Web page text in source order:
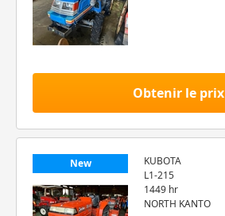
Obtenir le prix
New
KUBOTA
L1-215
1449 hr
NORTH KANTO